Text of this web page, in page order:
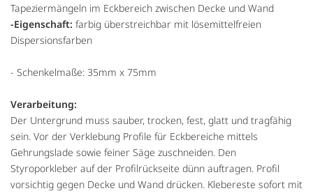
Tapeziermängeln im Eckbereich zwischen Decke und Wand
-Eigenschaft: farbig überstreichbar mit lösemittelfreien
Dispersionsfarben
- Schenkelmaße: 35mm x 75mm
Verarbeitung:
Der Untergrund muss sauber, trocken, fest, glatt und tragfähig
sein. Vor der Verklebung Profile für Eckbereiche mittels
Gehrungslade sowie feiner Säge zuschneiden. Den
Styroporkleber auf der Profilrückseite dünn auftragen. Profil
vorsichtig gegen Decke und Wand drücken. Klebereste sofort mit